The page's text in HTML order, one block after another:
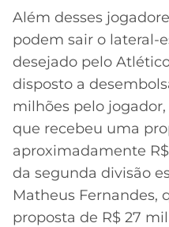
Além desses
podem sair o lateral-
desejado pelo
disposto a
milhões pelo
que recebeu uma
aproximadamente
da segunda divisão
Matheus Fernandes,
proposta de R$ 27